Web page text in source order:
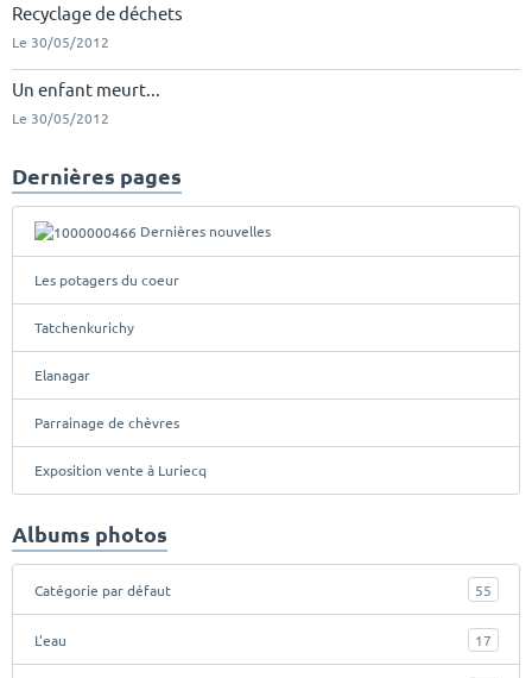
Recyclage de déchets
Le 30/05/2012
Un enfant meurt...
Le 30/05/2012
Dernières pages
Dernières nouvelles
Les potagers du coeur
Tatchenkurichy
Elanagar
Parrainage de chèvres
Exposition vente à Luriecq
Albums photos
Catégorie par défaut 55
L'eau 17